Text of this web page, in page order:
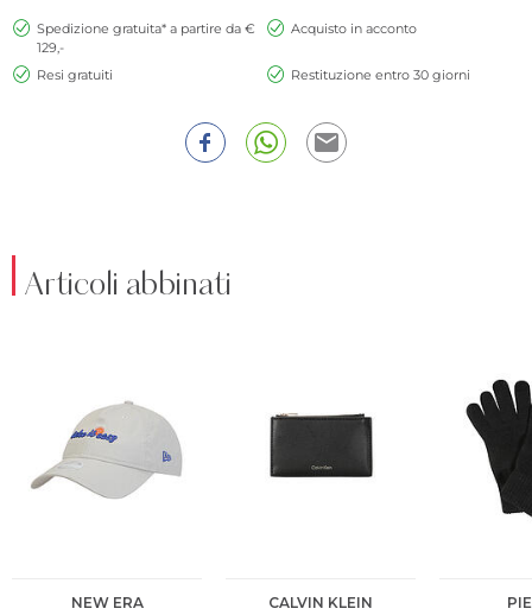
Spedizione gratuita* a partire da €
129,-
Acquisto in acconto
Resi gratuiti Restituzione entro 30 giorni
Articoli abbinati